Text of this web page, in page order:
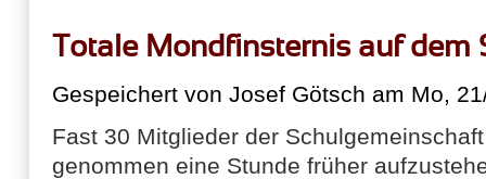
Totale Mondfinsternis auf dem
Gespeichert von Josef Götsch am Mo,
Fast 30 Mitglieder der
genommen eine Stunde früher